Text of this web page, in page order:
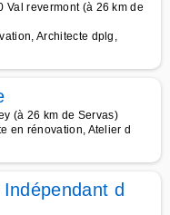
Val revermont (à 26 km de
Architecte dplg,
(à 26 km de Servas)
en rénovation, Atelier d
d